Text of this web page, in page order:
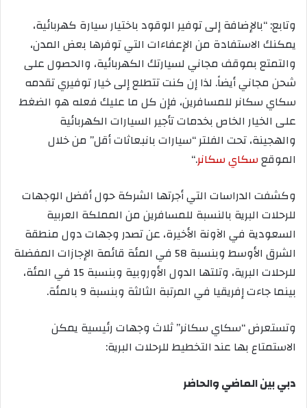
وتابع: “بالإضافة إلى توفير الوقود باختيار سيارة كهربائية،
يمكنك الاستفادة من الإعفاءات التي توفرها بعض المدن،
والتمتع بموقف مجاني لسيارتك الكهربائية، والحصول على
شحن مجاني أيضاً. لذا إن كنت تتطلع إلى خيار توفيري تقدمه
سكاي سكانر للمسافرين، فإن كل ما عليك فعله هو الضغط
على الخيار الخاص بخدمات تأجير السيارات الكهربائية
والهجينة، تحت الفلتر “سيارات بانبعاثات أقل” من خلال
الموقعسكاي سكانر“.
وكشفت الدراسات التي أجرتها الشركة حول أفضل الوجهات
للرحلات البرية بالنسبة للمسافرين من المملكة العربية
السعودية في الآونة الأخيرة، عن تصدر وجهات دول منطقة
الشرق الأوسط وبنسبة 58 في المئة قائمة الإجازات المفضلة
للرحلات البرية، وتلتها الدول الأوروبية وبنسبة 15 في المئة،
بينما جاءت إفريقيا في المرتبة الثالثة وبنسبة 9 بالمئة.
وتستعرض “سكاي سكانر” ثلاث وجهات رئيسية يمكن
الاستمتاع بها عند التخطيط للرحلات البرية:
دبي بين الماضي والحاضر